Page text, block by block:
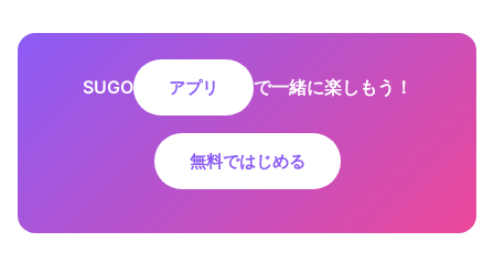
SUGO アプリ で一緒に楽しもう！
無料ではじめる